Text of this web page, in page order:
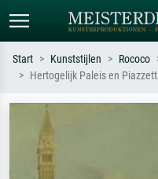
Monet, Sterrennacht,
Hokusai-golf, naakt.
Start Kunststijlen Rococo
Hertogelijk Paleis en